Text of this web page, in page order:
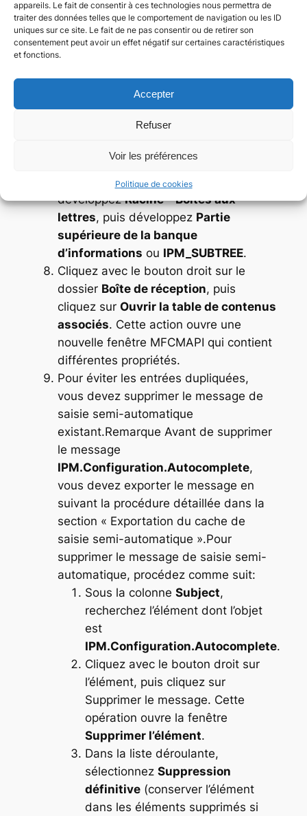
appareils. Le fait de consentir à ces technologies nous permettra de
traiter des données telles que le comportement de navigation ou les ID
uniques sur ce site. Le fait de ne pas consentir ou de retirer son
consentement peut avoir un effet négatif sur certaines caractéristiques
et fonctions.
Accepter
Refuser
Voir les préférences
Politique de cookies
Exécutez mfcmapi.exe.
Dans le menuSession, cliquez surSe
connecter
profil, sélectionnez le nom du profil
souhaité, puis cliquez surOK.
Dans le volet supérieur, recherchez la
lettres, puis double-cliquez dessus.
Dans le volet de navigation de gauche,
développezRacine – Boîtes aux
lettres, puis développez Partie
supérieure de la banque
d’informations ou IPM_SUBTREE.
Cliquez avec le bouton droit sur le
dossier Boîte de réception, puis
cliquez sur Ouvrir la table de contenus
associés. Cette action ouvre une
nouvelle fenêtre MFCMAPI qui contient
différentes propriétés.
Pour éviter les entrées dupliquées,
vous devez supprimer le message de
saisie semi-automatique
existant.Remarque Avant de supprimer
le message
IPM.Configuration.Autocomplete,
vous devez exporter le message en
suivant la procédure détaillée dans la
section « Exportation du cache de
saisie semi-automatique ».Pour
supprimer le message de saisie semi-
automatique, procédez comme suit:
Sous la colonne Subject,
recherchez l’élément dont l’objet
est
IPM.Configuration.Autocomplete.
Cliquez avec le bouton droit sur
l’élément, puis cliquez sur
Supprimer le message. Cette
opération ouvre la fenêtre
Supprimer l’élément.
Dans la liste déroulante,
sélectionnez Suppression
définitive(conserver l’élément
dans les éléments supprimés si